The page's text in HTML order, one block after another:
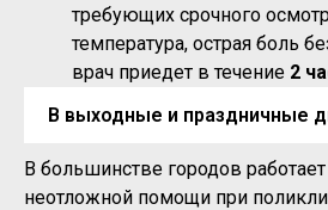
требующих срочного
температура, острая боль
врач приедет в течение 2
В выходные и праздничные
В большинстве городов
неотложной помощи при